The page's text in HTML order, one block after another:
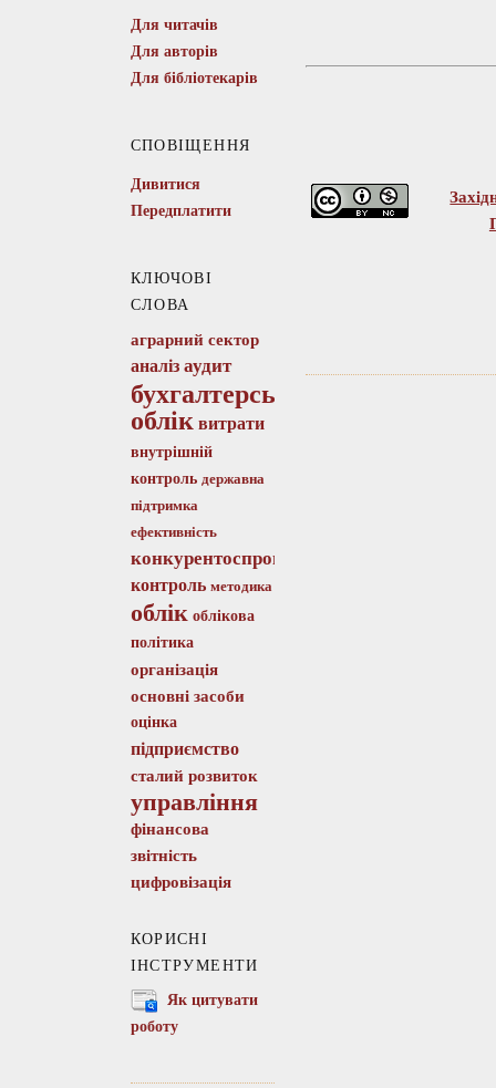
Для читачів
Для авторів
Для бібліотекарів
СПОВІЩЕННЯ
Дивитися
Передплатити
КЛЮЧОВІ
СЛОВА
аграрний сектор
аналіз аудит
бухгалтерський
облік витрати
внутрішній
контроль державна
підтримка
ефективність
конкурентоспроможність
контроль методика
облік облікова
політика
організація
основні засоби
оцінка
підприємство
сталий розвиток
управління
фінансова
звітність
цифровізація
КОРИСНІ
ІНСТРУМЕНТИ
Як цитувати
роботу